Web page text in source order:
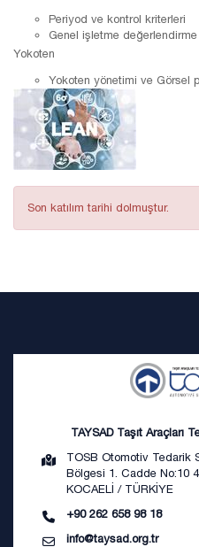
Periyod ve kontrol kriterleri
Genel işletme
Yokoten
Yokoten yönetimi ve Görsel
Son katılım tarihi dolmuştur.
TAYSAD Taşıt Araçları
TOSB Otomotiv Tedarik
Bölgesi 1. Cadde No:10
KOCAELİ / TÜRKİYE
+90 262 658 98 18
info@taysad.org.tr